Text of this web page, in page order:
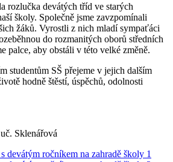
rozlučka devátých tříd ve starých
školy. Společně jsme zavzpomínali
žáků. Vyrostli z nich mladí sympaťáci
do rozmanitých oborů středních
palce, aby obstáli v této velké změně.
studentům SŠ přejeme v jejich dalším
hodně štěstí, úspěchů, odolnosti
Sklenářová